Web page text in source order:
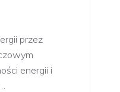
przez
energii i